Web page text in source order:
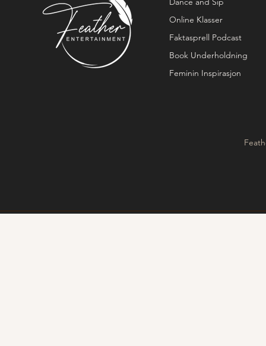
Online Klasser
Faktasprell Podcast
Book Underholdning
Feminin Inspirasjon